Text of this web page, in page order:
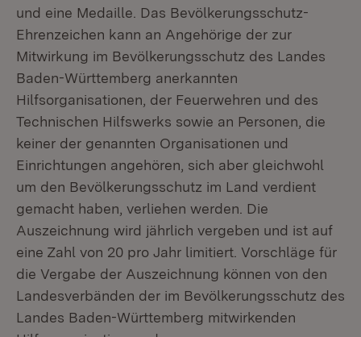
und eine Medaille. Das Bevölkerungsschutz-
Ehrenzeichen kann an Angehörige der zur
Mitwirkung im Bevölkerungsschutz des Landes
Baden-Württemberg anerkannten
Hilfsorganisationen, der Feuerwehren und des
Technischen Hilfswerks sowie an Personen, die
keiner der genannten Organisationen und
Einrichtungen angehören, sich aber gleichwohl
um den Bevölkerungsschutz im Land verdient
gemacht haben, verliehen werden. Die
Auszeichnung wird jährlich vergeben und ist auf
eine Zahl von 20 pro Jahr limitiert. Vorschläge für
die Vergabe der Auszeichnung können von den
Landesverbänden der im Bevölkerungsschutz des
Landes Baden-Württemberg mitwirkenden